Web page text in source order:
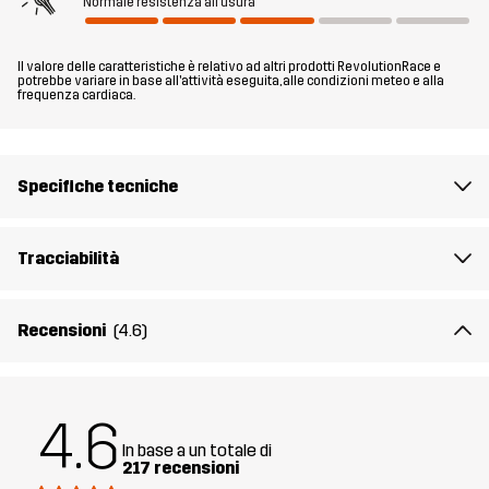
umido, la giacca Arcade 3L Lightweight soddisfa tutte le tue
Il modello è alto 175 cm e indossa una taglia S
Peso 293g per una taglia M
Il valore delle caratteristiche è relativo ad altri prodotti RevolutionRace e
potrebbe variare in base all'attività eseguita, alle condizioni meteo e alla
frequenza cardiaca.
Specifiche tecniche
Tracciabilità
Recensioni (4.6)
4.6 In base a un totale di
217 recensioni